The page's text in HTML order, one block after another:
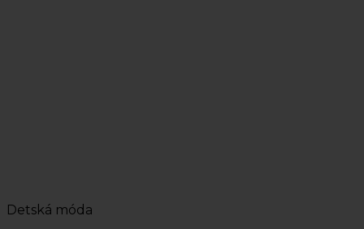
Detská móda